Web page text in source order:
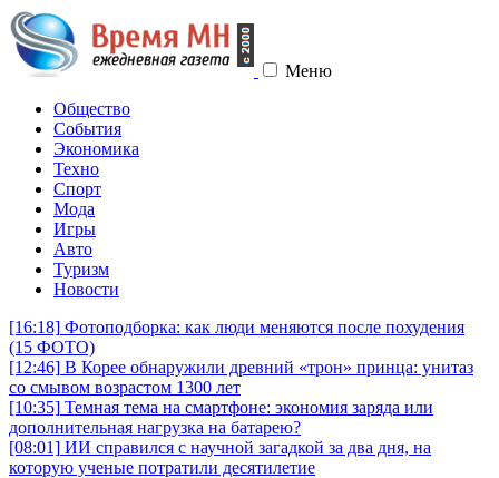
Меню
Общество
События
Экономика
Техно
Спорт
Мода
Игры
Авто
Туризм
Новости
[16:18] Фотоподборка: как люди меняются после похудения
(15 ФОТО)
[12:46] В Корее обнаружили древний «трон» принца: унитаз
со смывом возрастом 1300 лет
[10:35] Темная тема на смартфоне: экономия заряда или
дополнительная нагрузка на батарею?
[08:01] ИИ справился с научной загадкой за два дня, на
которую ученые потратили десятилетие